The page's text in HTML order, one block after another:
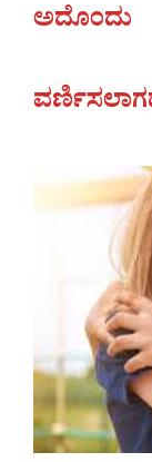
ಅದೊಂದು